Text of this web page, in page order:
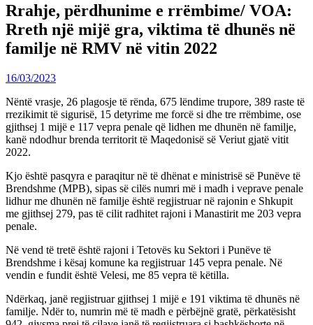
Rrahje, përdhunime e rrëmbime/ VOA:
Rreth një mijë gra, viktima të dhunës në
familje në RMV në vitin 2022
16/03/2023
Nëntë vrasje, 26 plagosje të rënda, 675 lëndime trupore, 389 raste të
rrezikimit të sigurisë, 15 detyrime me forcë si dhe tre rrëmbime, ose
gjithsej 1 mijë e 117 vepra penale që lidhen me dhunën në familje,
kanë ndodhur brenda territorit të Maqedonisë së Veriut gjatë vitit
2022.
Kjo është pasqyra e paraqitur në të dhënat e ministrisë së Punëve të
Brendshme (MPB), sipas së cilës numri më i madh i veprave penale
lidhur me dhunën në familje është regjistruar në rajonin e Shkupit
me gjithsej 279, pas të cilit radhitet rajoni i Manastirit me 203 vepra
penale.
Në vend të tretë është rajoni i Tetovës ku Sektori i Punëve të
Brendshme i kësaj komune ka regjistruar 145 vepra penale. Në
vendin e fundit është Velesi, me 85 vepra të këtilla.
Ndërkaq, janë regjistruar gjithsej 1 mijë e 191 viktima të dhunës në
familje. Ndër to, numrin më të madh e përbëjnë gratë, përkatësisht